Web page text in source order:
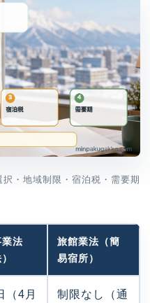
・地域制限・宿泊税・需要期
業法
旅館業法（簡
易宿所）
（4月
制限なし（通